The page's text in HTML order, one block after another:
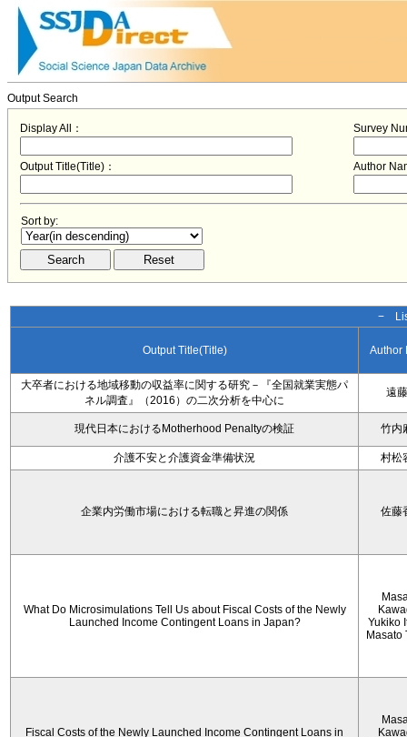
Output Search
Display All： Survey
Output Title(Title)： Author
Sort by:
−
Output Title(Title) Author
大卒者における地域移動の収益率に関する研究－『全国就業実態パ
ネル調査』（2016）の二次分析を中心に
遠
現代日本におけるMotherhood Penaltyの検証 竹内
介護不安と介護資金準備状況 村松
企業内労働市場における転職と昇進の関係 佐藤
What Do Microsimulations Tell Us about Fiscal Costs of the Newly
Launched Income Contingent Loans in Japan?
Yukiko
Masato
Fiscal Costs of the Newly Launched Income Contingent Loans in